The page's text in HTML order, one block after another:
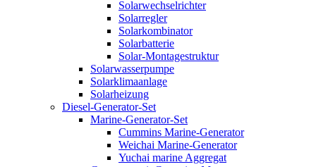
Solarwechselrichter
Solarregler
Solarkombinator
Solarbatterie
Solar-Montagestruktur
Solarwasserpumpe
Solarklimaanlage
Solarheizung
Diesel-Generator-Set
Marine-Generator-Set
Cummins Marine-Generator
Weichai Marine-Generator
Yuchai marine Aggregat